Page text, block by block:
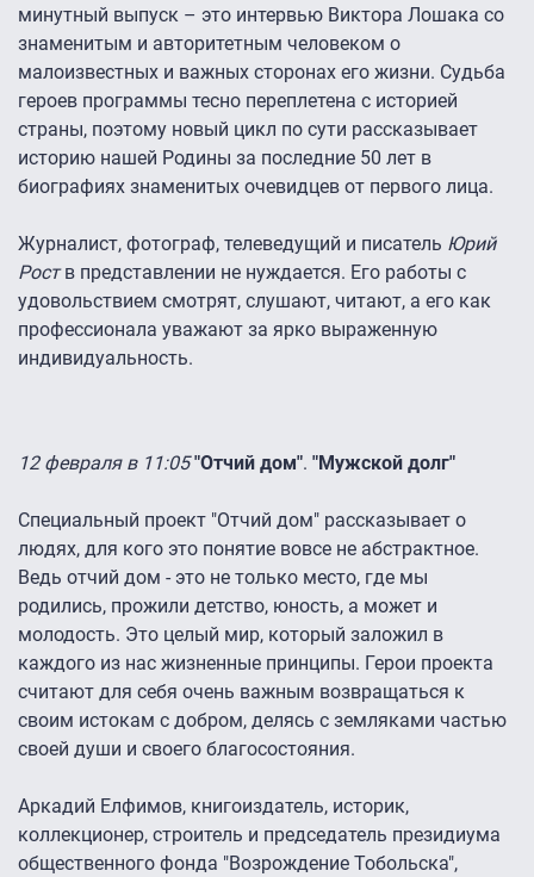
минутный выпуск – это интервью Виктора Лошака со
знаменитым и авторитетным человеком о
малоизвестных и важных сторонах его жизни. Судьба
героев программы тесно переплетена с историей
страны, поэтому новый цикл по сути рассказывает
историю нашей Родины за последние 50 лет в
биографиях знаменитых очевидцев от первого лица.
Журналист, фотограф, телеведущий и писатель Юрий
Роств представлении не нуждается. Его работы с
удовольствием смотрят, слушают, читают, а его как
профессионала уважают за ярко выраженную
индивидуальность.
12 февраля в 11:05 "Отчий дом". "Мужской долг"
Специальный проект "Отчий дом" рассказывает о
людях, для кого это понятие вовсе не абстрактное.
Ведь отчий дом - это не только место, где мы
родились, прожили детство, юность, а может и
молодость. Это целый мир, который заложил в
каждого из нас жизненные принципы. Герои проекта
считают для себя очень важным возвращаться к
своим истокам с добром, делясь с земляками частью
своей души и своего благосостояния.
Аркадий Елфимов, книгоиздатель, историк,
коллекционер, строитель и председатель президиума
общественного фонда "Возрождение Тобольска",